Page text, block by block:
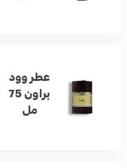
عطر وود
براون 75
مل